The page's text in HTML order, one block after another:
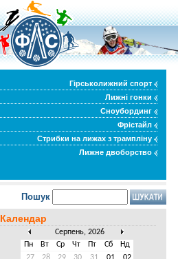
Гірськолижний спорт
Лижні гонки
Сноубординг
Фрістайл
Стрибки на лижах з трампліну
Лижне двоборство
Пошук
Календар
Серпень, 2026
Пн
Вт Ср Чт Пт Сб
Нд